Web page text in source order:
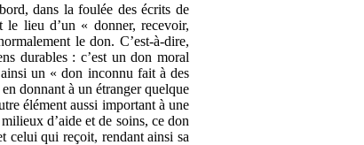
dans la foulée des écrits de
le lieu d’un « donner, recevoir,
le don. C’est-à-dire,
durables : c’est un don moral
un « don inconnu fait à des
donnant à un étranger quelque
élément aussi important à une
d’aide et de soins, ce don
celui qui reçoit, rendant ainsi sa